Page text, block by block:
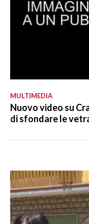
MULTIMEDIA
Nuovo video su
di sfondare le